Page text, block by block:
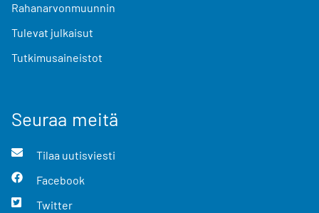
Rahanarvonmuunnin
Tulevat julkaisut
Tutkimusaineistot
Seuraa meitä
Tilaa uutisviesti
Facebook
Twitter